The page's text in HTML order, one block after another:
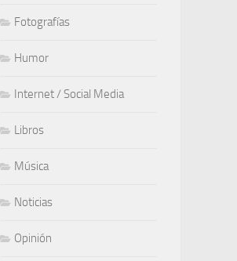
Fotografías
Humor
Internet / Social Media
Libros
Música
Noticias
Opinión